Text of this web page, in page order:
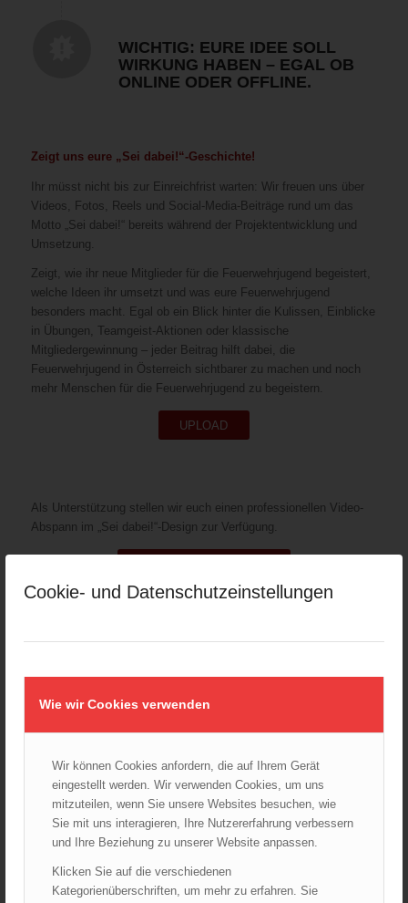
Cookie- und Datenschutzeinstellungen
Wie wir Cookies verwenden
Wir können Cookies anfordern, die auf Ihrem Gerät
eingestellt werden. Wir verwenden Cookies, um uns
mitzuteilen, wenn Sie unsere Websites besuchen, wie
Sie mit uns interagieren, Ihre Nutzererfahrung verbessern
und Ihre Beziehung zu unserer Website anpassen.
Klicken Sie auf die verschiedenen
Kategorienüberschriften, um mehr zu erfahren. Sie
WICHTIG: EURE IDEE SOLL
WIRKUNG HABEN – EGAL OB
ONLINE ODER OFFLINE.
Zeigt uns eure „Sei dabei!“-Geschichte!
Ihr müsst nicht bis zur Einreichfrist warten: Wir freuen uns über
Videos, Fotos, Reels und Social-Media-Beiträge rund um das
Motto „Sei dabei!“ bereits während der Projektentwicklung und
Umsetzung.
Zeigt, wie ihr neue Mitglieder für die Feuerwehrjugend begeistert,
welche Ideen ihr umsetzt und was eure Feuerwehrjugend
besonders macht. Egal ob ein Blick hinter die Kulissen, Einblicke
in Übungen, Teamgeist-Aktionen oder klassische
Mitgliedergewinnung – jeder Beitrag hilft dabei, die
Feuerwehrjugend in Österreich sichtbarer zu machen und noch
mehr Menschen für die Feuerwehrjugend zu begeistern.
UPLOAD
Als Unterstützung stellen wir euch einen professionellen Video-
Abspann im „Sei dabei!“-Design zur Verfügung.
In Summe stehen im Fördertopf €15.000,- zur Verfügung, um die
Idee wird mit einer kleinen Anerkennung für ihr Engagement
Details zu den Förderkriterien siehe weiter unten.
JETZT PROJEKT EINREICHEN!